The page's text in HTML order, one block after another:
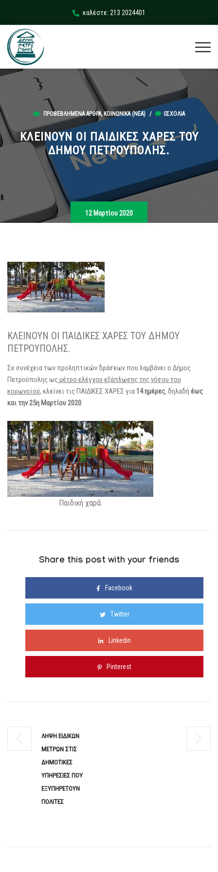
καλέστε: 213 2024401
ΠΡΟΒΕΒΛΗΜΈΝΑ ΆΡΘΡΑ, ΚΟΙΝΩΝΙΚΆ (ΝΕΑ)/ 0ΣΧΌΛΙΑ
ΚΛΕΙΝΟΥΝ ΟΙ ΠΑΙΔΙΚΕΣ ΧΑΡΕΣ ΤΟΥ
ΔΗΜΟΥ ΠΕΤΡΟΥΠΟΛΗΣ.
12 Μαρτίου 2020
ΚΛΕΙΝΟΥΝ ΟΙ ΠΑΙΔΙΚΕΣ ΧΑΡΕΣ ΤΟΥ ΔΗΜΟΥ
ΠΕΤΡΟΥΠΟΛΗΣ.
Σε συνέχεια των προληπτικών δράσεων που λαμβάνει ο Δήμος
Πετρούπολης ως μέτρο ελέγχου εξάπλωσης της νόσου του
κορωνοϊού, κλείνει τις ΠΑΙΔΙΚΕΣ ΧΑΡΕΣ για14 ημέρες, δηλαδή έως
και την 25η Μαρτίου 2020.
Παιδική χαρά.
Share this post with your friends
Facebook
Twitter
Linkedin
Pinterest
ΛΗΨΗ ΕΙΔΙΚΩΝ
ΜΕΤΡΩΝ ΣΤΙΣ
ΔΗΜΟΤΙΚΕΣ
ΥΠΗΡΕΣΙΕΣ ΠΟΥ
ΕΞΥΠΗΡΕΤΟΥΝ
ΠΟΛΙΤΕΣ